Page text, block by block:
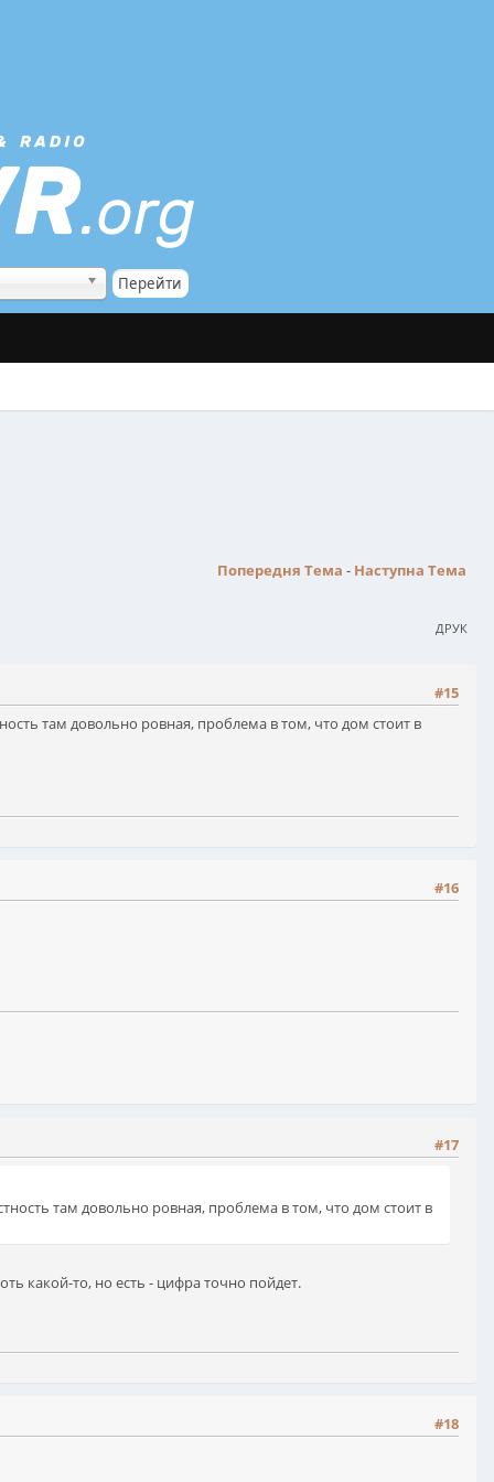
Попередня Тема - Наступна Тема
ДРУК
#15
там довольно ровная, проблема в том, что дом стоит в
#16
#17
там довольно ровная, проблема в том, что дом стоит в
какой-то, но есть - цифра точно пойдет.
#18